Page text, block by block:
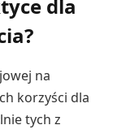
dla
na
korzyści dla
tych z